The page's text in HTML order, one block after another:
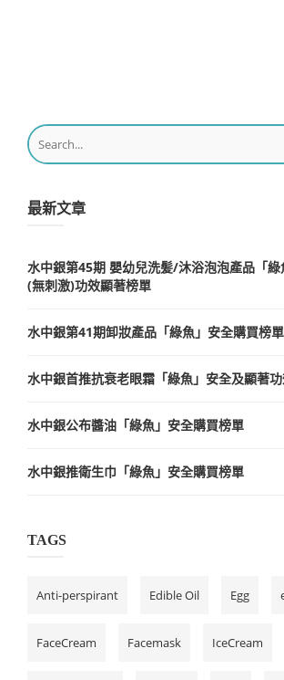
最新文章
水中銀第45期 嬰幼兒洗髪/沐浴泡泡產品「
(無刺激)功效顯著榜單
水中銀第41期卸妝產品「綠魚」安全購買榜單
水中銀首推抗衰老眼霜「綠魚」安全及顯著
水中銀公布醬油「綠魚」安全購買榜單
水中銀推衛生巾「綠魚」安全購買榜單
TAGS
Anti-perspirant Edible Oil Egg
FaceCream Facemask IceCream